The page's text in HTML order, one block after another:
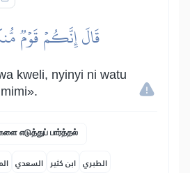
قَالَ إِنَّكُمۡ قَوۡمٞ
kweli, nyinyi ni watu
எடுத்துப் பார்த்தல்
السعدي ابن كثير الطبري